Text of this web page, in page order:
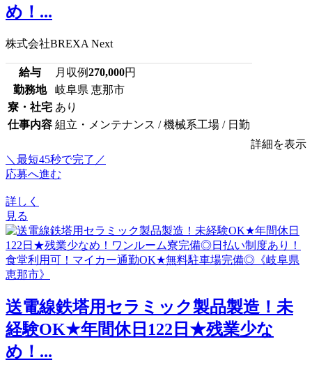
め！...
株式会社BREXA Next
給与 月収例270,000円
勤務地
岐阜県 恵那市
寮・社宅 あり
仕事内容 組立・メンテナンス / 機械系工場 / 日勤
詳細を表示
＼最短45秒で完了／
応募へ進む
詳しく
見る
送電線鉄塔用セラミック製品製造！未
経験OK★年間休日122日★残業少な
め！...